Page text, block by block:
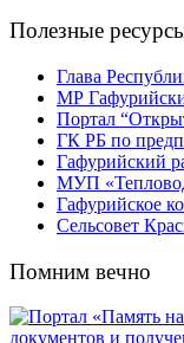
Полезные
Глава
МР
Портал
ГК РБ по
Гафурийский
МУП
Гафурийское
Сельсовет
Помним вечно